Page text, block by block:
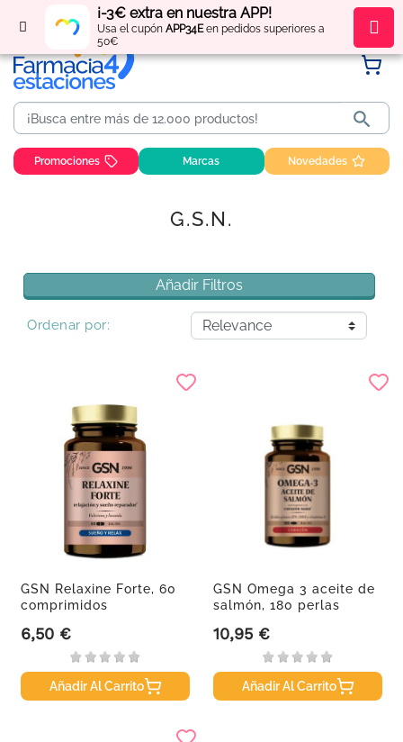
¡-3€ extra en nuestra APP!
Usa el cupón APP34Een pedidos superiores a
50€
Regístratey obténpuntos por tus compras

Promociones Marcas Novedades
G.S.N.
Añadir Filtros
Ordenar por:
GSN Relaxine Forte, 60
comprimidos
Precio
6,50 €
Añadir Al Carrito
GSN Omega 3 aceite de
salmón, 180 perlas
Precio
10,95 €
Añadir Al Carrito